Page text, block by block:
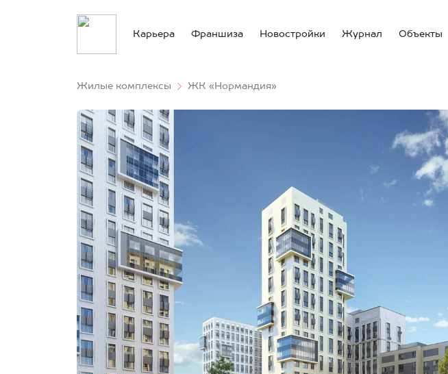
Карьера Франшиза Новостройки Журнал Объекты
Жилые комплексы ЖК «Нормандия»